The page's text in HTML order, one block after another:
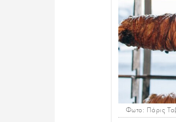
Φωτο: Πάρις